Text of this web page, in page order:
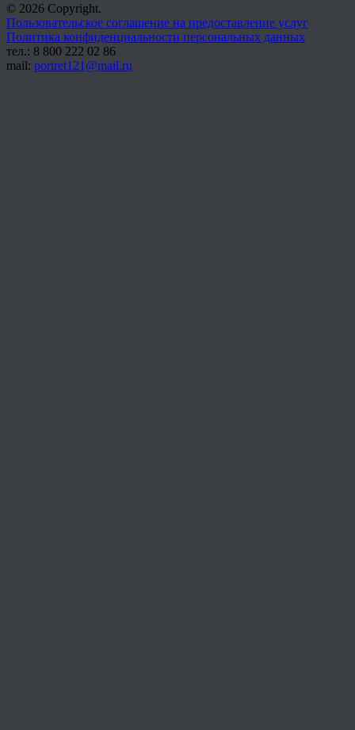
© 2026 Copyright.
Пользовательское соглашение на предоставление услуг
Политика конфиденциальности персональных данных
тел.: 8 800 222 02 86
mail: portret121@mail.ru